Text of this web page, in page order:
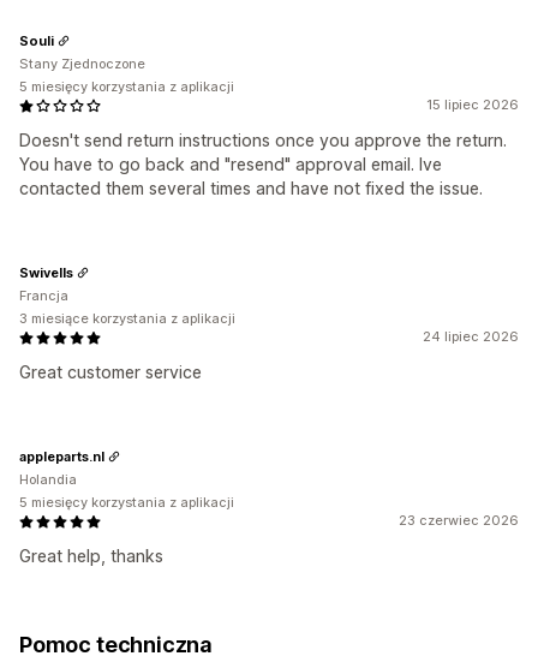
15 lipiec 2026
Doesn't send return instructions once you approve the return.
You have to go back and "resend" approval email. Ive
contacted them several times and have not fixed the issue.
Souli
Stany Zjednoczone
5 miesięcy korzystania z aplikacji
24 lipiec 2026
Great customer service
Swivells
Francja
3 miesiące korzystania z aplikacji
23 czerwiec 2026
Great help, thanks
appleparts.nl
Holandia
5 miesięcy korzystania z aplikacji
Pomoc techniczna